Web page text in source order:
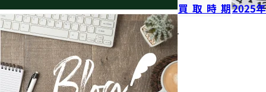
買取時期2025